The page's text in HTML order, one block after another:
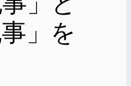
」を